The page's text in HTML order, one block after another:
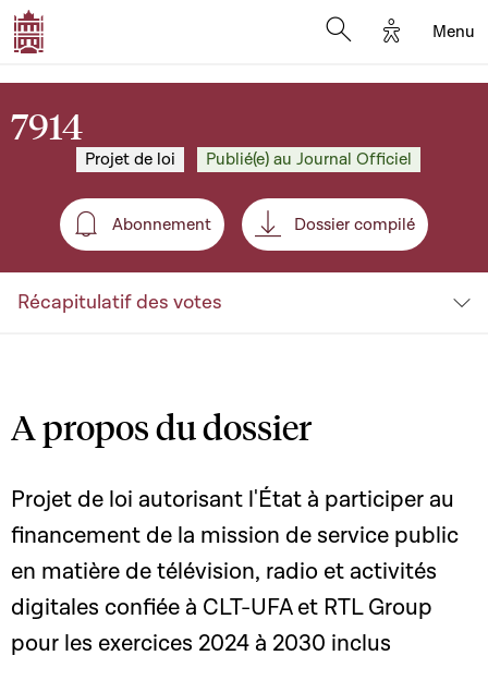
Options
Menu
7914
Projet de loi Publié(e) au Journal Officiel
Abonnement
Abonnement Dossier compilé
Récapitulatif des votes
A propos du dossier
Projet de loi autorisant l'État à participer au
financement de la mission de service public
en matière de télévision, radio et activités
digitales confiée à CLT-UFA et RTL Group
pour les exercices 2024 à 2030 inclus